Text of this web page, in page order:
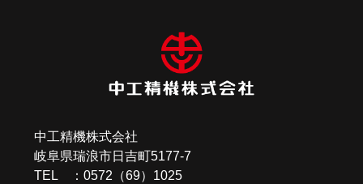
中工精機株式会社
岐阜県瑞浪市日吉町5177-7
TEL ：0572（69）1025